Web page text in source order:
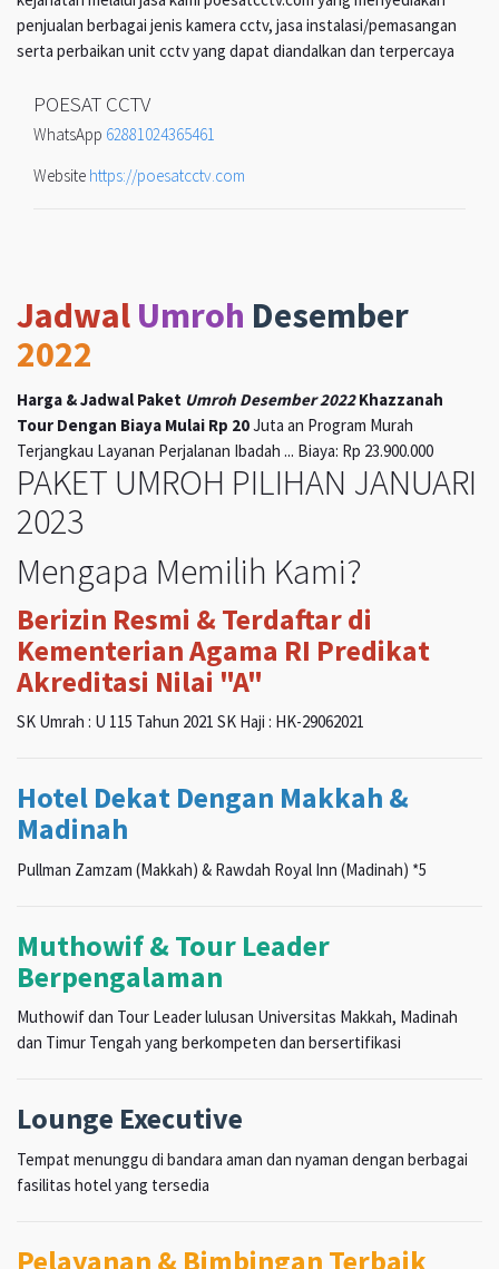
penjualan berbagai jenis kamera cctv, jasa instalasi/pemasangan
serta perbaikan unit cctv yang dapat diandalkan dan terpercaya
POESAT CCTV
WhatsApp 62881024365461
Website https://poesatcctv.com
Jadwal Umroh Desember
2022
Harga & Jadwal Paket Umroh Desember 2022Khazzanah
Tour Dengan Biaya Mulai Rp 20Juta an Program Murah
Terjangkau Layanan Perjalanan Ibadah ... Biaya: Rp 23.900.000
PAKET UMROH PILIHAN JANUARI
2023
Mengapa Memilih Kami?
Berizin Resmi & Terdaftar di
Kementerian Agama RI Predikat
Akreditasi Nilai "A"
SK Umrah : U 115 Tahun 2021 SK Haji : HK-29062021
Hotel Dekat Dengan Makkah &
Madinah
Pullman Zamzam (Makkah) & Rawdah Royal Inn (Madinah) *5
Muthowif & Tour Leader
Berpengalaman
Muthowif dan Tour Leader lulusan Universitas Makkah, Madinah
dan Timur Tengah yang berkompeten dan bersertifikasi
Lounge Executive
Tempat menunggu di bandara aman dan nyaman dengan berbagai
fasilitas hotel yang tersedia
Pelayanan & Bimbingan Terbaik